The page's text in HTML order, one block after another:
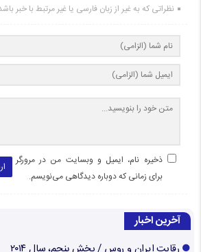
نظراتی که به غیر از زبان فارسی یا غیر مرتبط با خبر
ذخیره نام، ایمیل و وبسایت من در مرورگر
برای زمانی که دوباره دیدگاهی می‌نویسم.
آخرین اخبار